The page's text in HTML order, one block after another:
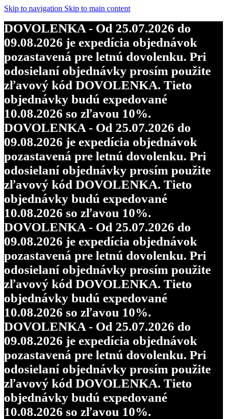
Skip to navigation Skip to main content
10.08.2026 so zľavou 10%.
DOVOLENKA - Od 25.07.2026 do
09.08.2026 je expedícia objednávok
pozastavená pre letnú dovolenku. Pri
odosielaní objednávky prosím použite
zľavový kód DOVOLENKA. Tieto
objednávky budú expedované
10.08.2026 so zľavou 10%.
DOVOLENKA - Od 25.07.2026 do
09.08.2026 je expedícia objednávok
pozastavená pre letnú dovolenku. Pri
odosielaní objednávky prosím použite
zľavový kód DOVOLENKA. Tieto
objednávky budú expedované
10.08.2026 so zľavou 10%.
DOVOLENKA - Od 25.07.2026 do
09.08.2026 je expedícia objednávok
pozastavená pre letnú dovolenku. Pri
odosielaní objednávky prosím použite
zľavový kód DOVOLENKA. Tieto
objednávky budú expedované
10.08.2026 so zľavou 10%.
DOVOLENKA - Od 25.07.2026 do
09.08.2026 je expedícia objednávok
pozastavená pre letnú dovolenku. Pri
odosielaní objednávky prosím použite
zľavový kód DOVOLENKA. Tieto
objednávky budú expedované
10.08.2026 so zľavou 10%.
DOVOLENKA - Od 25.07.2026 do
09.08.2026 je expedícia objednávok
pozastavená pre letnú dovolenku. Pri
odosielaní objednávky prosím použite
zľavový kód DOVOLENKA. Tieto
objednávky budú expedované
10.08.2026 so zľavou 10%.
DOVOLENKA - Od 25.07.2026 do
09.08.2026 je expedícia objednávok
pozastavená pre letnú dovolenku. Pri
odosielaní objednávky prosím použite
zľavový kód DOVOLENKA. Tieto
objednávky budú expedované
10.08.2026 so zľavou 10%.